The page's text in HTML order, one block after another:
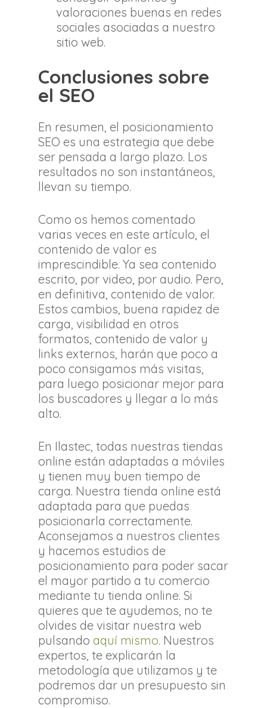
valoraciones buenas en redes
sociales asociadas a nuestro
sitio web.
Conclusiones sobre
el SEO
En resumen, el posicionamiento
SEO es una estrategia que debe
ser pensada a largo plazo. Los
resultados no son instantáneos,
llevan su tiempo.
Como os hemos comentado
varias veces en este artículo, el
contenido de valor es
imprescindible. Ya sea contenido
escrito, por video, por audio. Pero,
en definitiva, contenido de valor.
Estos cambios, buena rapidez de
carga, visibilidad en otros
formatos, contenido de valor y
links externos, harán que poco a
poco consigamos más visitas,
para luego posicionar mejor para
los buscadores y llegar a lo más
alto.
En Ilastec, todas nuestras tiendas
online están adaptadas a móviles
y tienen muy buen tiempo de
carga. Nuestra tienda online está
adaptada para que puedas
posicionarla correctamente.
Aconsejamos a nuestros clientes
y hacemos estudios de
posicionamiento para poder sacar
el mayor partido a tu comercio
mediante tu tienda online. Si
quieres que te ayudemos, no te
olvides de visitar nuestra web
pulsando aquí mismo. Nuestros
expertos, te explicarán la
metodología que utilizamos y te
podremos dar un presupuesto sin
compromiso.